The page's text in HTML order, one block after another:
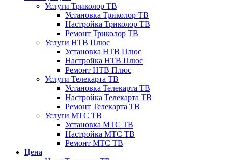
Услуги Триколор ТВ
Установка Триколор ТВ
Настройка Триколор ТВ
Ремонт Триколор ТВ
Услуги НТВ Плюс
Установка НТВ Плюс
Настройка НТВ Плюс
Ремонт НТВ Плюс
Услуги Телекарта ТВ
Установка Телекарта ТВ
Настройка Телекарта ТВ
Ремонт Телекарта ТВ
Услуги МТС ТВ
Установка МТС ТВ
Настройка МТС ТВ
Ремонт МТС ТВ
Цена